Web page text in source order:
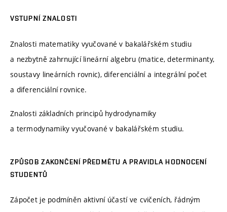
VSTUPNÍ ZNALOSTI
Znalosti matematiky vyučované v bakalářském studiu
a nezbytně zahrnující lineární algebru (matice, determinanty,
soustavy lineárních rovnic), diferenciální a integrální počet
a diferenciální rovnice.
Znalosti základních principů hydrodynamiky
a termodynamiky vyučované v bakalářském studiu.
ZPŮSOB ZAKONČENÍ PŘEDMĚTU A PRAVIDLA HODNOCENÍ
STUDENTŮ
Zápočet je podmíněn aktivní účastí ve cvičeních, řádným